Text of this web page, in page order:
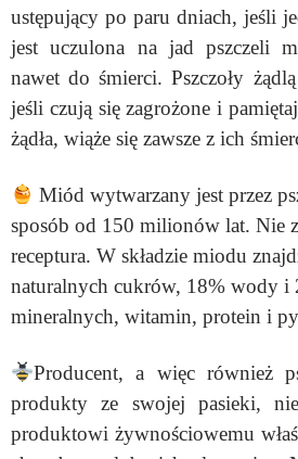
ustępujący po paru dniach, jeśli
jest uczulona na jad pszczeli
nawet do śmierci. Pszczoły
jeśli czują się zagrożone i
żądła, wiąże się zawsze z ich
Miód wytwarzany jest przez
sposób od 150 milionów lat. Nie
receptura. W składzie miodu
naturalnych cukrów, 18% wody i
mineralnych, witamin, protein i
Producent, a więc również
produkty ze swojej pasieki,
produktowi żywnościowemu